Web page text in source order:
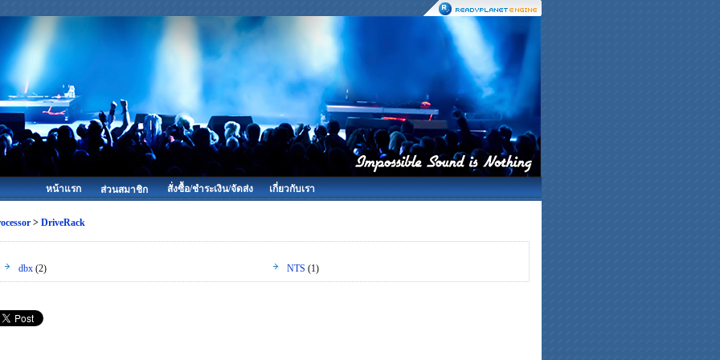
หน้าแรก ส่วนสมาชิก สั่งซื้อ/ชำระเงิน/จัดส่ง เกี่ยวกับเรา
> DriveRack
dbx (2) NTS (1)